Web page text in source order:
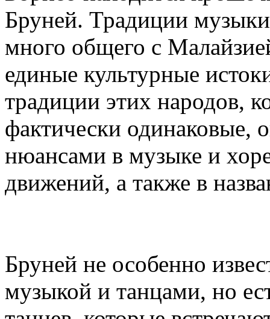
Бруней. Традиции
много общего с
единые культурные
традиции этих народов,
фактически одинаковые,
нюансами в музыке и
движений, а также в
Бруней не особенно
музыкой и танцами, но